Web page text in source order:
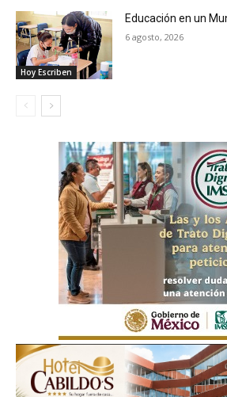
Hoy Escriben
Educación en un
6 agosto, 2026